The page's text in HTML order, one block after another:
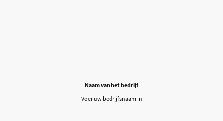
Naam van het bedrijf
Voer uw bedrijfsnaam in